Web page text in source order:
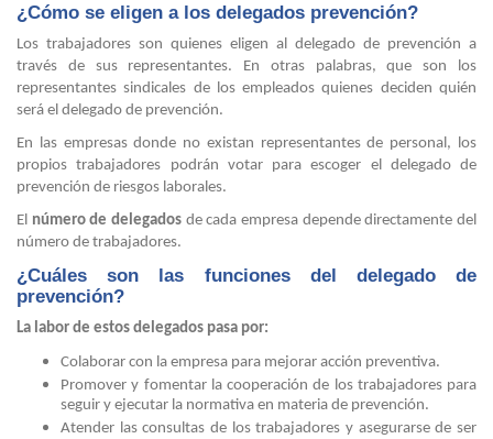
¿Cómo se eligen a los delegados prevención?
Los trabajadores son quienes eligen al delegado de prevención a
través de sus representantes. En otras palabras, que son los
representantes sindicales de los empleados quienes deciden quién
será el delegado de prevención.
En las empresas donde no existan representantes de personal, los
propios trabajadores podrán votar para escoger el delegado de
prevención de riesgos laborales.
El número de delegados de cada empresa depende directamente del
número de trabajadores.
¿Cuáles son las funciones del delegado de
prevención?
La labor de estos delegados pasa por:
Colaborar con la empresa para mejorar acción preventiva.
Promover y fomentar la cooperación de los trabajadores para
seguir y ejecutar la normativa en materia de prevención.
Atender las consultas de los trabajadores y asegurarse de ser